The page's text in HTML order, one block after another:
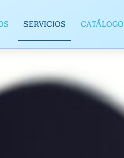
SERVICIOS CATÁLOGO